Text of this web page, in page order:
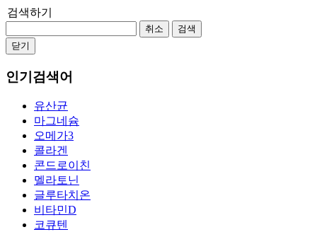
검색하기
취소
검색
닫기
인기검색어
유산균
마그네슘
오메가3
콜라겐
콘드로이친
멜라토닌
글루타치온
비타민D
코큐텐